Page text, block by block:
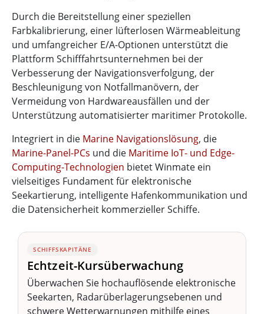
Durch die Bereitstellung einer speziellen
Farbkalibrierung, einer lüfterlosen Wärmeableitung
und umfangreicher E/A-Optionen unterstützt die
Plattform Schifffahrtsunternehmen bei der
Verbesserung der Navigationsverfolgung, der
Beschleunigung von Notfallmanövern, der
Vermeidung von Hardwareausfällen und der
Unterstützung automatisierter maritimer Protokolle.
Integriert in die Marine Navigationslösung, die
Marine-Panel-PCs und die Maritime IoT- und Edge-
Computing-Technologien bietet Winmate ein
vielseitiges Fundament für elektronische
Seekartierung, intelligente Hafenkommunikation und
die Datensicherheit kommerzieller Schiffe.
SCHIFFSKAPITÄNE
Echtzeit-Kursüberwachung
Überwachen Sie hochauflösende elektronische
Seekarten, Radarüberlagerungsebenen und
schwere Wetterwarnungen mithilfe eines